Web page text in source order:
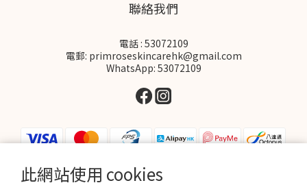
此網站使用 cookies
聯絡我們
電話 : 53072109
電郵: primroseskincarehk@gmail.com
WhatsApp: 53072109